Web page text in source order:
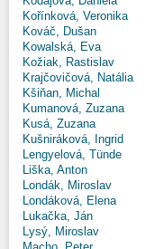
Kořínková, Veronika
Kováč, Dušan
Kowalská, Eva
Kožiak, Rastislav
Krajčovičová, Natália
Kšiňan, Michal
Kumanová, Zuzana
Kusá, Zuzana
Kušniráková, Ingrid
Lengyelová, Tünde
Liška, Anton
Londák, Miroslav
Londáková, Elena
Lukačka, Ján
Lysý, Miroslav